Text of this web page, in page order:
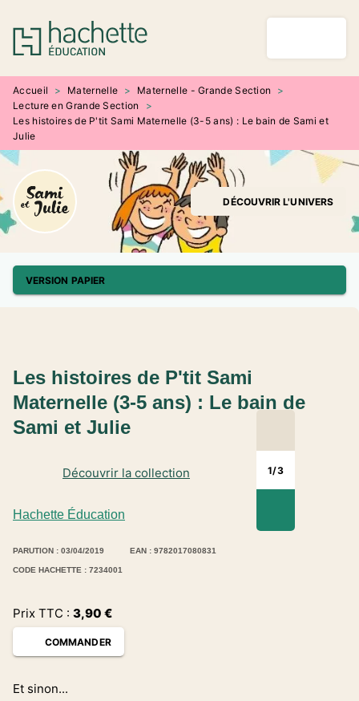
MENU RECHERCHE
PIED DE PAGE
Accueil > Maternelle > Maternelle - Grande Section
>
Lecture en Grande Section
>
Les histoires de P'tit Sami Maternelle (3-5 ans) : Le bain de Sami et
Julie
DÉCOUVRIR L'UNIVERS
VERSION PAPIER
1/3
Hachette Éducation
Découvrir la collection
Les histoires de P'tit Sami
Maternelle (3-5 ans) : Le bain de
Sami et Julie
PARUTION : 03/04/2019 EAN : 9782017080831
CODE HACHETTE : 7234001
Prix TTC : 3,90 €
COMMANDER
Et sinon...